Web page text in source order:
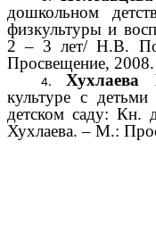
дошкольном
физкультуры и
2 – 3 лет/ Н.В.
Просвещение,
Хухлаева
культуре с
детском саду: Кн.
Хухлаева. – М.: